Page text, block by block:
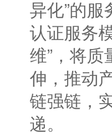
异化”的
认证服务
维”，将
伸，推动
链强链，
递。